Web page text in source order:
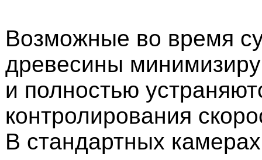
Возможные во время
древесины
и полностью
контролирования
В стандартных